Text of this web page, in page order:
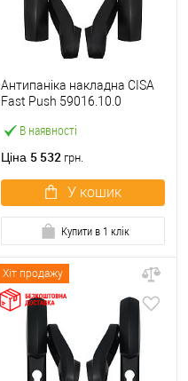
В наявності
Антипаніка накладна CISA
Fast Push 59016.10.0
штанги
Ціна 5 532 грн.
У кошик
Купити в 1 клік
Хіт продажу